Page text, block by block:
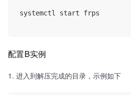
systemctl start frps
配置B实例
进入到解压完成的目录，示例如下